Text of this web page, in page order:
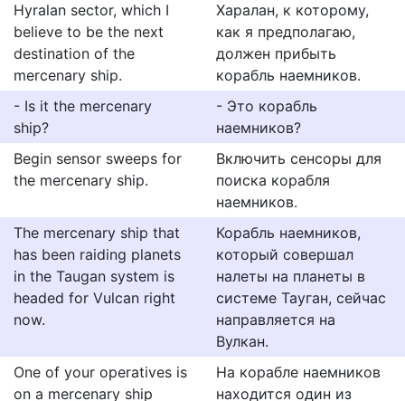
Hyralan sector, which I
believe to be the next
destination of the
mercenary ship.
Харалан, к которому,
как я предполагаю,
должен прибыть
корабль наемников.
- Is it the mercenary
ship?
- Это корабль
наемников?
Begin sensor sweeps for
the mercenary ship.
Включить сенсоры для
поиска корабля
наемников.
The mercenary ship that
has been raiding planets
in the Taugan system is
headed for Vulcan right
now.
Корабль наемников,
который совершал
налеты на планеты в
системе Тауган, сейчас
направляется на
Вулкан.
One of your operatives is
on a mercenary ship
На корабле наемников
находится один из